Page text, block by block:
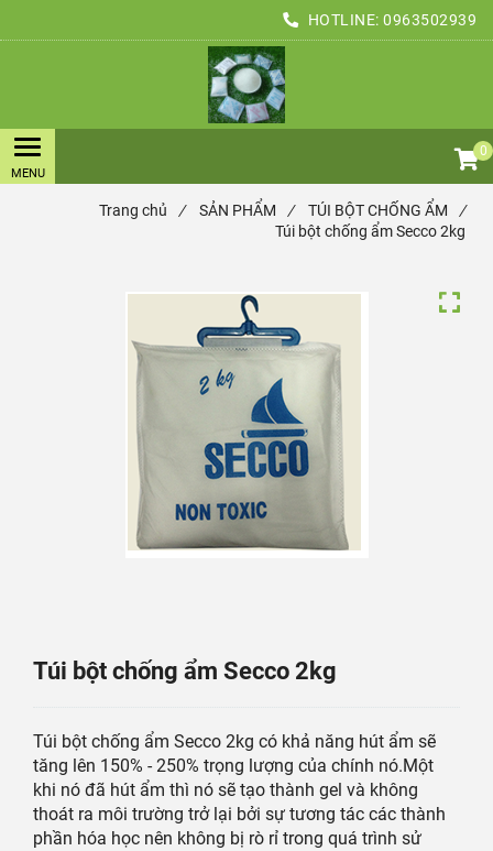
HOTLINE: 0963502939
0
Trang chủ / SẢN PHẨM / TÚI BỘT CHỐNG ẨM
/
Túi bột chống ẩm Secco 2kg
Túi bột chống ẩm Secco 2kg
Túi bột chống ẩm Secco 2kg có khả năng hút ẩm sẽ
tăng lên 150% - 250% trọng lượng của chính nó.Một
khi nó đã hút ẩm thì nó sẽ tạo thành gel và không
thoát ra môi trường trở lại bởi sự tương tác các thành
phần hóa học nên không bị rò rỉ trong quá trình sử